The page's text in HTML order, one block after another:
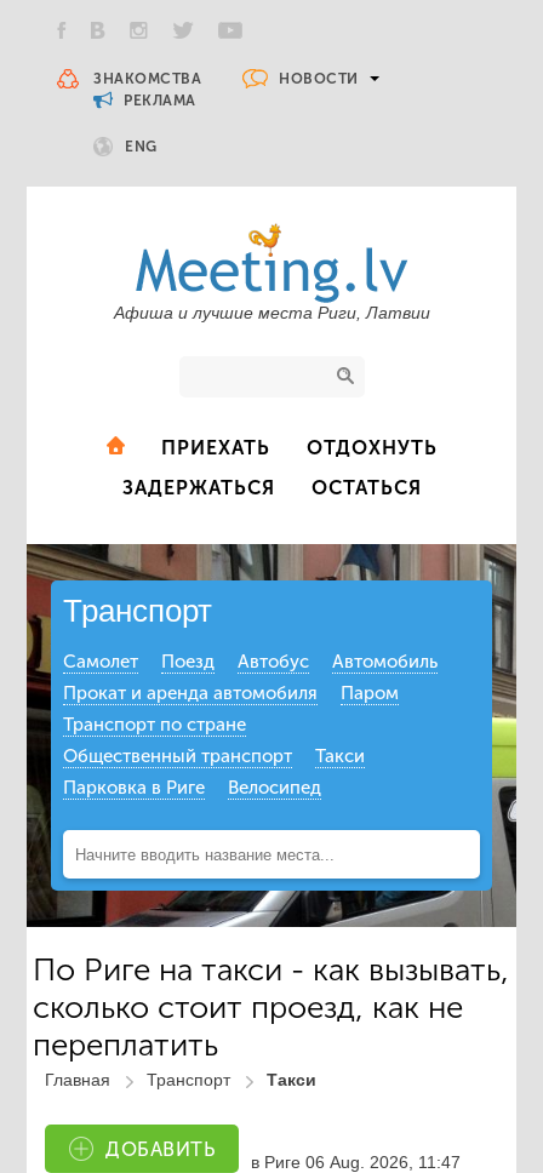
ЗНАКОМСТВА
НОВОСТИ
РЕКЛАМА
ENG
Афиша и лучшие места Риги, Латвии
ПРИЕХАТЬ
ОТДОХНУТЬ
ЗАДЕРЖАТЬСЯ
ОСТАТЬСЯ
Транспорт
Самолет Поезд Автобус
Автомобиль
Прокат и аренда автомобиля
Паром
Транспорт по стране
Общественный транспорт
Такси
Парковка в Риге
Велосипед
По Риге на такси - как вызывать,
сколько стоит проезд, как не
переплатить
Главная Транспорт Такси
ДОБАВИТЬ
в Риге06 Aug. 2026, 11:47